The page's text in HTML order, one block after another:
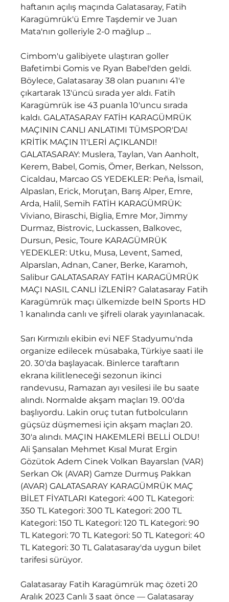
haftanın açılış maçında Galatasaray, Fatih
Karagümrük'ü Emre Taşdemir ve Juan
Mata'nın golleriyle 2-0 mağlup ...
Cimbom'u galibiyete ulaştıran goller
Bafetimbi Gomis ve Ryan Babel'den geldi.
Böylece, Galatasaray 38 olan puanını 41'e
çıkartarak 13'üncü sırada yer aldı. Fatih
Karagümrük ise 43 puanla 10'uncu sırada
kaldı. GALATASARAY FATİH KARAGÜMRÜK
MAÇININ CANLI ANLATIMI TÜMSPOR'DA!
KRİTİK MAÇIN 11'LERİ AÇIKLANDI!
GALATASARAY: Muslera, Taylan, Van Aanholt,
Kerem, Babel, Gomis, Ömer, Berkan, Nelsson,
Cicaldau, Marcao GS YEDEKLER: Peña, İsmail,
Alpaslan, Erick, Moruţan, Barış Alper, Emre,
Arda, Halil, Semih FATİH KARAGÜMRÜK:
Viviano, Biraschi, Biglia, Emre Mor, Jimmy
Durmaz, Bistrovic, Luckassen, Balkovec,
Dursun, Pesic, Toure KARAGÜMRÜK
YEDEKLER: Utku, Musa, Levent, Samed,
Alparslan, Adnan, Caner, Berke, Karamoh,
Salibur GALATASARAY FATİH KARAGÜMRÜK
MAÇI NASIL CANLI İZLENİR? Galatasaray Fatih
Karagümrük maçı ülkemizde beIN Sports HD
1 kanalında canlı ve şifreli olarak yayınlanacak.
Sarı Kırmızılı ekibin evi NEF Stadyumu'nda
organize edilecek müsabaka, Türkiye saati ile
20. 30'da başlayacak. Binlerce taraftarın
ekrana kilitleneceği sezonun ikinci
randevusu, Ramazan ayı vesilesi ile bu saate
alındı. Normalde akşam maçları 19. 00'da
başlıyordu. Lakin oruç tutan futbolcuların
güçsüz düşmemesi için akşam maçları 20.
30'a alındı. MAÇIN HAKEMLERİ BELLİ OLDU!
Ali Şansalan Mehmet Kısal Murat Ergin
Gözütok Adem Cinek Volkan Bayarslan (VAR)
Serkan Ok (AVAR) Gamze Durmuş Pakkan
(AVAR) GALATASARAY KARAGÜMRÜK MAÇ
BİLET FİYATLARI Kategori: 400 TL Kategori:
350 TL Kategori: 300 TL Kategori: 200 TL
Kategori: 150 TL Kategori: 120 TL Kategori: 90
TL Kategori: 70 TL Kategori: 50 TL Kategori: 40
TL Kategori: 30 TL Galatasaray'da uygun bilet
tarifesi sürüyor.
Galatasaray Fatih Karagümrük maç özeti 20
Aralık 2023 Canlı 3 saat önce — Galatasaray